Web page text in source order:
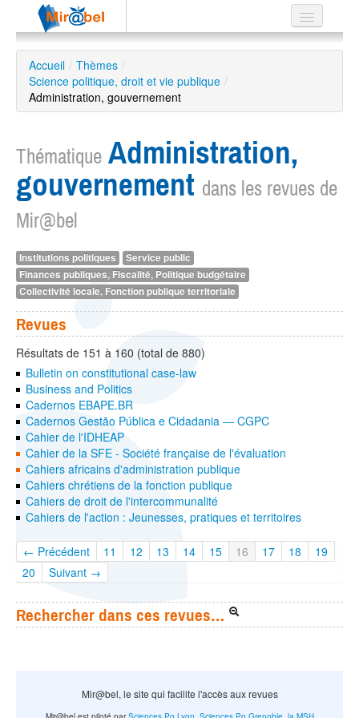
Le réseau
Soutien
Listes
Recherche
avancée
ES
?
Accueil / Thèmes /
Science politique, droit et vie publique /
Administration, gouvernement
Thématique Administration,
gouvernement dans les revues de
Mir@bel
Institutions politiques
Service public
Finances publiques, Fiscalité, Politique budgétaire
Collectivité locale, Fonction publique territoriale
Revues
Résultats de 151 à 160 (total de 880)
Bulletin on constitutional case-law
Business and Politics
Cadernos EBAPE.BR
Cadernos Gestão Pública e Cidadania — CGPC
Cahier de l'IDHEAP
Cahier de la SFE - Société française de l'évaluation
Cahiers africains d'administration publique
Cahiers chrétiens de la fonction publique
Cahiers de droit de l'intercommunalité
Cahiers de l'action : Jeunesses, pratiques et territoires
← Précédent 11 12 13 14 15 16 17 18
19
20
Suivant →
Rechercher dans ces revues…
Mir@bel, le site qui facilite l'accès aux revues